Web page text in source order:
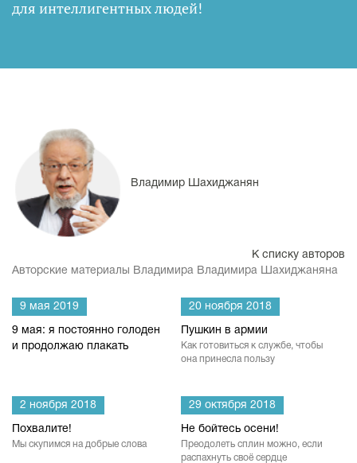
для интеллигентных людей!
Владимир Шахиджанян
К списку авторов
Авторские материалы Владимира Владимира Шахиджаняна
9 мая 2019
9 мая: я постоянно голоден
и продолжаю плакать
20 ноября 2018
Пушкин в армии
Как готовиться к службе, чтобы
она принесла пользу
2 ноября 2018
Похвалите!
Мы скупимся на добрые слова
29 октября 2018
Не бойтесь осени!
Преодолеть сплин можно, если
распахнуть своё сердце